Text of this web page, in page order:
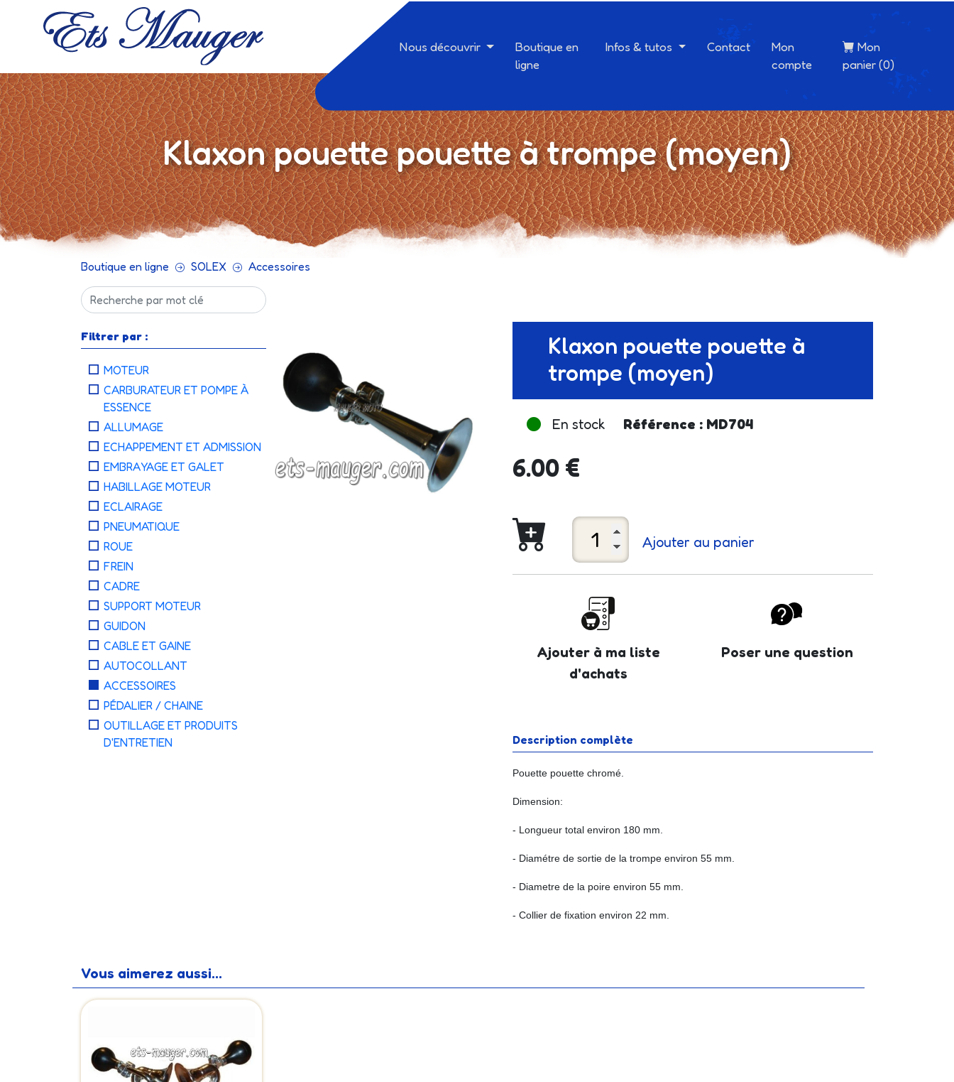
Nous découvrir
Boutique en
ligne
Infos & tutos Contact
Mon
compte
Mon
panier (0)
Klaxon pouette pouette à trompe (moyen)
Boutique en ligne SOLEX Accessoires
Filtrer par :
MOTEUR
CARBURATEUR ET POMPE À
ESSENCE
ALLUMAGE
ECHAPPEMENT ET ADMISSION
EMBRAYAGE ET GALET
HABILLAGE MOTEUR
ECLAIRAGE
PNEUMATIQUE
ROUE
FREIN
CADRE
SUPPORT MOTEUR
GUIDON
CABLE ET GAINE
AUTOCOLLANT
ACCESSOIRES
PÉDALIER / CHAINE
OUTILLAGE ET PRODUITS
D'ENTRETIEN
Klaxon pouette pouette à
trompe (moyen)
En stock Référence : MD704
6.00 €
Ajouter au panier
Ajouter à ma liste
d'achats
Poser une question
Description complète
Pouette pouette chromé.
Dimension:
- Longueur total environ 180 mm.
- Diamétre de sortie de la trompe environ 55 mm.
- Diametre de la poire environ 55 mm.
- Collier de fixation environ 22 mm.
Vous aimerez aussi...